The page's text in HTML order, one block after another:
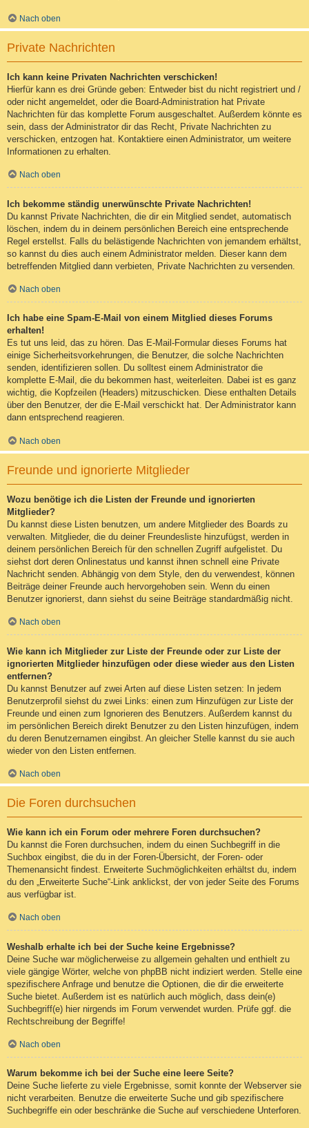
Nach oben
Private Nachrichten
Ich kann keine Privaten Nachrichten verschicken!
Hierfür kann es drei Gründe geben: Entweder bist du nicht registriert und /
oder nicht angemeldet, oder die Board-Administration hat Private
Nachrichten für das komplette Forum ausgeschaltet. Außerdem könnte es
sein, dass der Administrator dir das Recht, Private Nachrichten zu
verschicken, entzogen hat. Kontaktiere einen Administrator, um weitere
Informationen zu erhalten.
Nach oben
Ich bekomme ständig unerwünschte Private Nachrichten!
Du kannst Private Nachrichten, die dir ein Mitglied sendet, automatisch
löschen, indem du in deinem persönlichen Bereich eine entsprechende
Regel erstellst. Falls du belästigende Nachrichten von jemandem erhältst,
so kannst du dies auch einem Administrator melden. Dieser kann dem
betreffenden Mitglied dann verbieten, Private Nachrichten zu versenden.
Nach oben
Ich habe eine Spam-E-Mail von einem Mitglied dieses Forums
erhalten!
Es tut uns leid, das zu hören. Das E-Mail-Formular dieses Forums hat
einige Sicherheitsvorkehrungen, die Benutzer, die solche Nachrichten
senden, identifizieren sollen. Du solltest einem Administrator die
komplette E-Mail, die du bekommen hast, weiterleiten. Dabei ist es ganz
wichtig, die Kopfzeilen (Headers) mitzuschicken. Diese enthalten Details
über den Benutzer, der die E-Mail verschickt hat. Der Administrator kann
dann entsprechend reagieren.
Nach oben
Freunde und ignorierte Mitglieder
Wozu benötige ich die Listen der Freunde und ignorierten
Mitglieder?
Du kannst diese Listen benutzen, um andere Mitglieder des Boards zu
verwalten. Mitglieder, die du deiner Freundesliste hinzufügst, werden in
deinem persönlichen Bereich für den schnellen Zugriff aufgelistet. Du
siehst dort deren Onlinestatus und kannst ihnen schnell eine Private
Nachricht senden. Abhängig von dem Style, den du verwendest, können
Beiträge deiner Freunde auch hervorgehoben sein. Wenn du einen
Benutzer ignorierst, dann siehst du seine Beiträge standardmäßig nicht.
Nach oben
Wie kann ich Mitglieder zur Liste der Freunde oder zur Liste der
ignorierten Mitglieder hinzufügen oder diese wieder aus den Listen
entfernen?
Du kannst Benutzer auf zwei Arten auf diese Listen setzen: In jedem
Benutzerprofil siehst du zwei Links: einen zum Hinzufügen zur Liste der
Freunde und einen zum Ignorieren des Benutzers. Außerdem kannst du
im persönlichen Bereich direkt Benutzer zu den Listen hinzufügen, indem
du deren Benutzernamen eingibst. An gleicher Stelle kannst du sie auch
wieder von den Listen entfernen.
Nach oben
Die Foren durchsuchen
Wie kann ich ein Forum oder mehrere Foren durchsuchen?
Du kannst die Foren durchsuchen, indem du einen Suchbegriff in die
Suchbox eingibst, die du in der Foren-Übersicht, der Foren- oder
Themenansicht findest. Erweiterte Suchmöglichkeiten erhältst du, indem
du den „Erweiterte Suche“-Link anklickst, der von jeder Seite des Forums
aus verfügbar ist.
Nach oben
Weshalb erhalte ich bei der Suche keine Ergebnisse?
Deine Suche war möglicherweise zu allgemein gehalten und enthielt zu
viele gängige Wörter, welche von phpBB nicht indiziert werden. Stelle eine
spezifischere Anfrage und benutze die Optionen, die dir die erweiterte
Suche bietet. Außerdem ist es natürlich auch möglich, dass dein(e)
Suchbegriff(e) hier nirgends im Forum verwendet wurden. Prüfe ggf. die
Rechtschreibung der Begriffe!
Nach oben
Warum bekomme ich bei der Suche eine leere Seite?
Deine Suche lieferte zu viele Ergebnisse, somit konnte der Webserver sie
nicht verarbeiten. Benutze die erweiterte Suche und gib spezifischere
Suchbegriffe ein oder beschränke die Suche auf verschiedene Unterforen.